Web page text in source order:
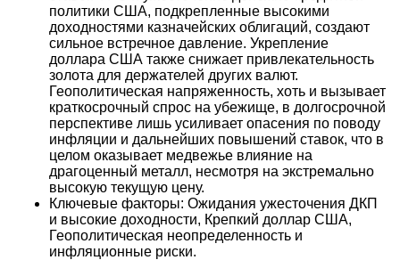
политики США, подкрепленные высокими
доходностями казначейских облигаций, создают
сильное встречное давление. Укрепление
доллара США также снижает привлекательность
золота для держателей других валют.
Геополитическая напряженность, хоть и вызывает
краткосрочный спрос на убежище, в долгосрочной
перспективе лишь усиливает опасения по поводу
инфляции и дальнейших повышений ставок, что в
целом оказывает медвежье влияние на
драгоценный металл, несмотря на экстремально
высокую текущую цену.
Ключевые факторы: Ожидания ужесточения ДКП
и высокие доходности, Крепкий доллар США,
Геополитическая неопределенность и
инфляционные риски.